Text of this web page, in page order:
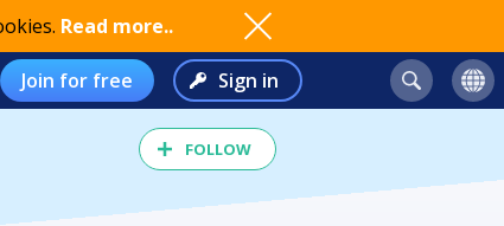
Read more..
Join for free Sign in
FOLLOW